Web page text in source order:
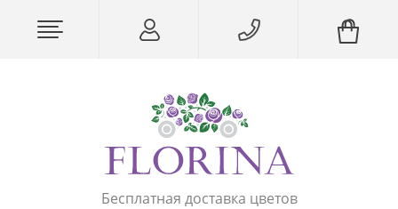
Бесплатная доставка цветов